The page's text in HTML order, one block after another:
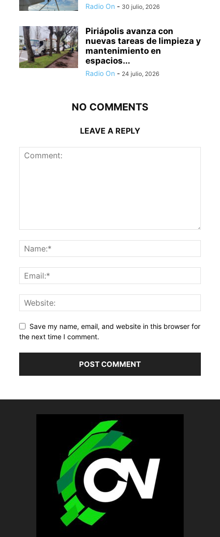
Radio On - 30 julio, 2026
Piriápolis avanza con
nuevas tareas de limpieza y
mantenimiento en
espacios...
Radio On - 24 julio, 2026
NO COMMENTS
LEAVE A REPLY
Save my name, email, and website in this browser for
the next time I comment.